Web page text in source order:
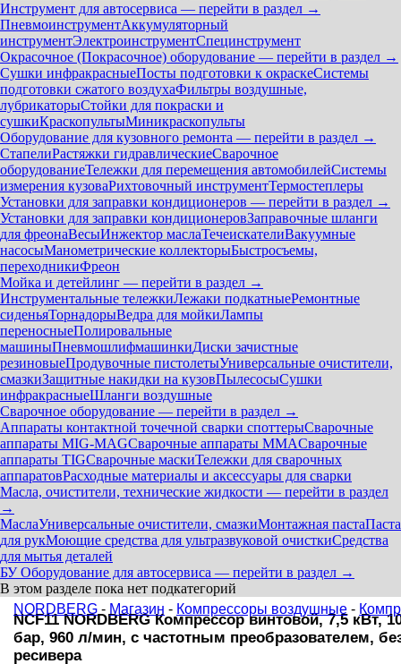
Инструмент для автосервиса — перейти в раздел →
ПневмоинструментАккумуляторный
инструментЭлектроинструментСпецинструмент
Окрасочное (Покрасочное) оборудование — перейти в раздел →
Сушки инфракрасныеПосты подготовки к окраскеСистемы
подготовки сжатого воздухаФильтры воздушные,
лубрикаторыСтойки для покраски и
сушкиКраскопультыМиникраскопульты
Оборудование для кузовного ремонта — перейти в раздел →
СтапелиРастяжки гидравлическиеСварочное
оборудованиеТележки для перемещения автомобилейСистемы
измерения кузоваРихтовочный инструментТермостеплеры
Установки для заправки кондиционеров — перейти в раздел →
Установки для заправки кондиционеровЗаправочные шланги
для фреонаВесыИнжектор маслаТечеискателиВакуумные
насосыМанометрические коллекторыБыстросъемы,
переходникиФреон
Мойка и детейлинг — перейти в раздел →
Инструментальные тележкиЛежаки подкатныеРемонтные
сиденьяТорнадорыВедра для мойкиЛампы
переносныеПолировальные
машиныПневмошлифмашинкиДиски зачистные
резиновыеПродувочные пистолетыУниверсальные очистители,
смазкиЗащитные накидки на кузовПылесосыСушки
инфракрасныеШланги воздушные
Сварочное оборудование — перейти в раздел →
Аппараты контактной точечной сварки cпоттерыСварочные
аппараты MIG-MAGСварочные аппараты MMAСварочные
аппараты TIGСварочные маскиТележки для сварочных
аппаратовРасходные материалы и аксессуары для сварки
Масла, очистители, технические жидкости — перейти в раздел
→
МаслаУниверсальные очистители, смазкиМонтажная пастаПаста
для рукМоющие средства для ультразвуковой очисткиСредства
для мытья деталей
БУ Оборудование для автосервиса — перейти в раздел →
В этом разделе пока нет подкатегорий
NORDBERG - Магазин - Компрессоры воздушные -
NCF11 NORDBERG Компрессор винтовой, 7,5 кВт,
бар, 960 л/мин, c частотным преобразователем,
ресивера